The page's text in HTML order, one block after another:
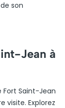
son
Jean à
Fort Saint-Jean
visite. Explorez